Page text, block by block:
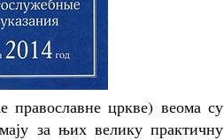
православне цркве) веома су
за њих велику практичну